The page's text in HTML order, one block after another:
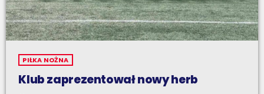
PIŁKA NOŻNA
Klub zaprezentował nowy herb